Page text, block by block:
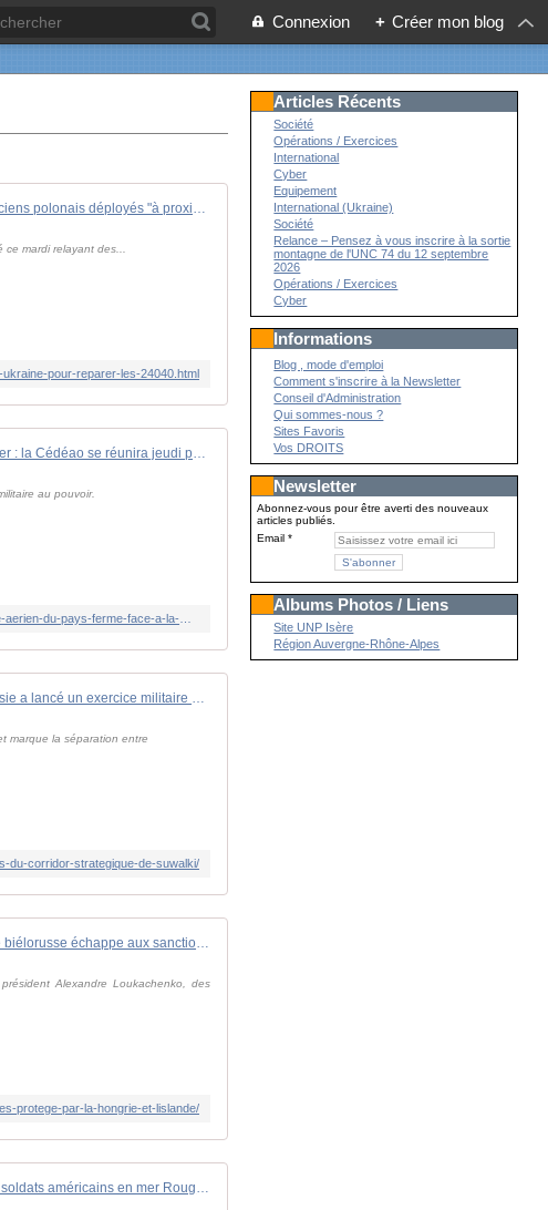
Connexion + Créer mon blog
Des techniciens polonais déployés "à proximité de la ligne de front" pour réparer les obusiers Krab
mardi relayant des...
pour-reparer-les-24040.html
Coup d'Etat au Niger : la Cédéao se réunira jeudi pour un nouveau sommet extraordinaire
au pouvoir.
La Biélorussie a lancé un exercice militaire près du corridor stratégique de Suwalki - Zone Militaire
marque la séparation entre
du-corridor-strategique-de-suwalki/
Un oligarque biélorusse échappe aux sanctions européennes, protégé par la Hongrie et l'Islande
Alexandre Loukachenko, des
protege-par-la-hongrie-et-lislande/
Des milliers de soldats américains en mer Rouge pour dissuader l'Iran de saisir des pétroliers
Articles Récents
Société
Opérations / Exercices
International
Cyber
Equipement
International (Ukraine)
Société
Relance – Pensez à vous inscrire à la sortie
montagne de l'UNC 74 du 12 septembre
2026
Opérations / Exercices
Cyber
Informations
Blog , mode d'emploi
Comment s'inscrire à la Newsletter
Conseil d'Administration
Qui sommes-nous ?
Sites Favoris
Vos DROITS
Newsletter
Abonnez-vous pour être averti des nouveaux
articles publiés.
Email
Albums Photos / Liens
Site UNP Isère
Région Auvergne-Rhône-Alpes